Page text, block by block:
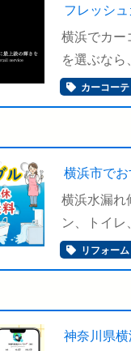
フレッシ
横浜でカー
を選ぶなら
カーコー
横浜市で
横浜水漏れ
ン、トイ
リフォーム
神奈川県